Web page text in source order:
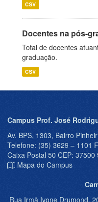
CSV
Docentes na pós-
Total de docentes
graduação.
CSV
Campus Prof. José
Av. BPS, 1303, Bairro
Telefone: (35) 3629 – 1101
Caixa Postal 50 CEP: 37500
Mapa do Campus
Rua Irmã Ivone Drumond,